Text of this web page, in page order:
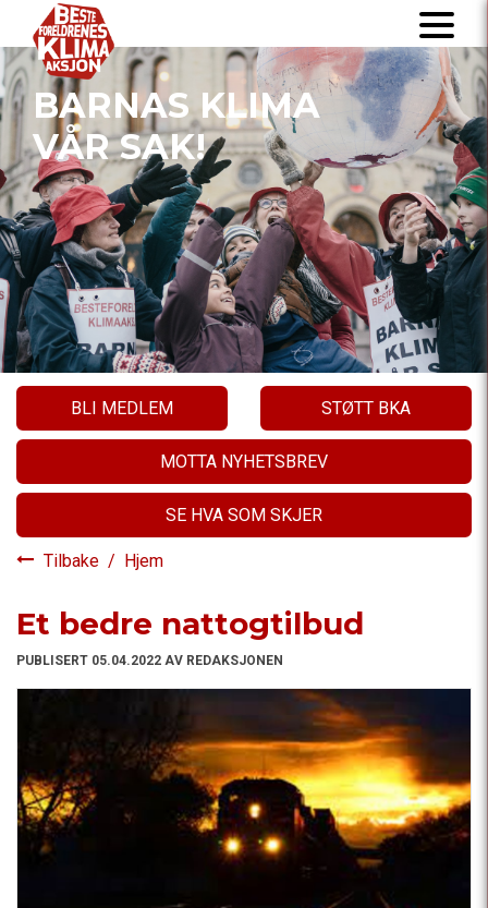
BARNAS KLIMA
VÅR SAK!
BLI MEDLEM STØTT BKA
MOTTA NYHETSBREV
SE HVA SOM SKJER
Tilbake / Hjem
Et bedre nattogtilbud
PUBLISERT 05.04.2022 AV REDAKSJONEN